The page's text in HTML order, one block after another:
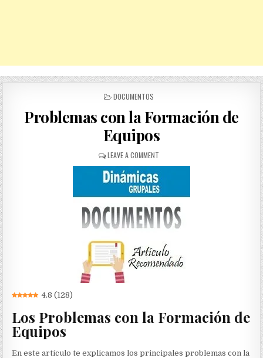
POSTED
DOCUMENTOS
Problemas con la Formación de
Equipos
LEAVE A COMMENTON
PROBLEMAS
CON
LA
FORMACIÓN
EQUIPOS
4.8 (128)
Los Problemas con la Formación de
Equipos
En este artículo te explicamos los principales problemas con la